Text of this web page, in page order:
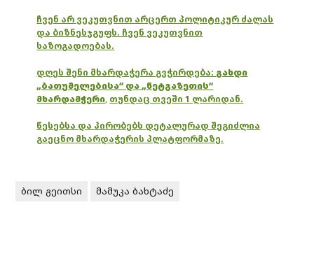
ჩვენ არ ვეკუთვნით არცერთ პოლიტიკურ ძალას
და ბიზნესჯგუფს. ჩვენ ვეკუთვნით
საზოგადოებას.
დღეს შენი მხარდაჭერა გვჭირდება: გახდი
„ბათუმელებისა“ და „ნეტგაზეთის“
მხარდამჭერი, თუნდაც თვეში 1 ლარიდან.
წესებსა და პირობებს დეტალურად შეგიძლია
გაეცნო მხარდაჭერის პლატფორმაზე.
ბილ გეითსი მამუკა ბახტაძე